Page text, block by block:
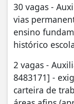
30 vagas -
vias
ensino
histórico
2 vagas -
8483171] -
carteira de